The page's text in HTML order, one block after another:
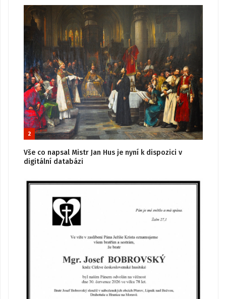
2
Vše co napsal Mistr Jan Hus je nyní k dispozici v
digitální databázi